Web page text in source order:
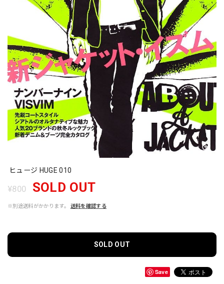
ヒュージ HUGE 010
¥800 SOLD OUT
※別途送料がかかります。 送料を確認する
SOLD OUT
Save